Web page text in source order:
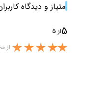
امتیاز و دیدگاه
5از 5
از